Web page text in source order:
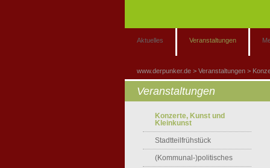
Aktuelles Veranstaltungen
www.derpunker.de Veranstaltungen
Veranstaltungen
Konzerte, Kunst und
Kleinkunst
Stadtteilfrühstück
(Kommunal-)politisches